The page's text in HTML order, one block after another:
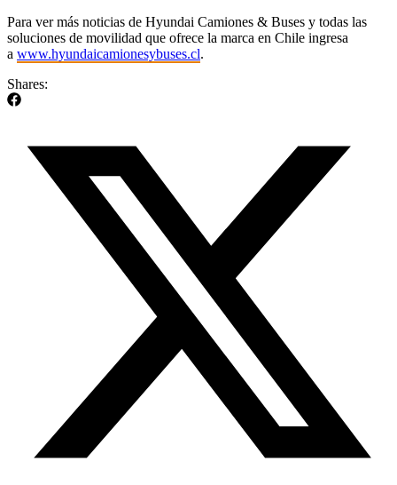
Para ver más noticias de Hyundai Camiones & Buses y todas las
soluciones de movilidad que ofrece la marca en Chile ingresa
a www.hyundaicamionesybuses.cl.
Shares: